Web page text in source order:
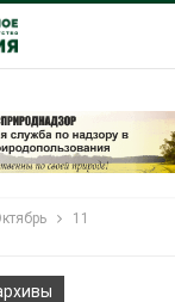
11